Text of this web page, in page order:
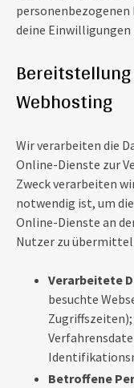
deine
Webhosting
Wir verarbeiten die
Online-Dienste zur
Zweck verarbeiten
notwendig ist, um
Online-Dienste an
Nutzer zu
Verarbeitete
besuchte
Betroffene